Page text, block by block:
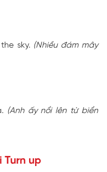
sky. (Nhiều đám mây
(Anh ấy nổi lên từ biển
up